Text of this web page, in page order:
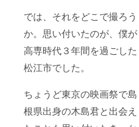
では、それをどこで撮ろう
か。思い付いたのが、僕が
高専時代３年間を過ごした
松江市でした。
ちょうど東京の映画祭で島
根県出身の木島君と出会え